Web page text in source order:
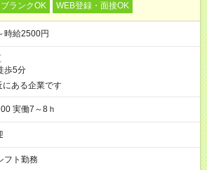
ブランクOK WEB登録・面接OK
時給2500円
歩5分
にある企業です
実働7～8ｈ
フト勤務